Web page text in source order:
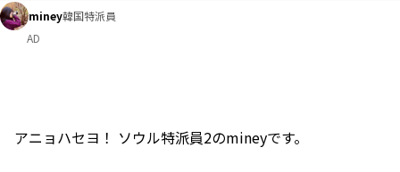
miney韓国特派員
AD
アニョハセヨ！ ソウル特派員2のmineyです。